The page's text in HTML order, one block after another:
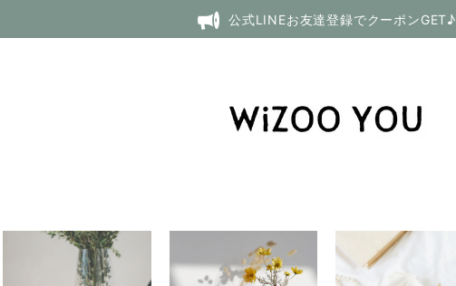
公式LINEお友達登録でクーポンGET♪